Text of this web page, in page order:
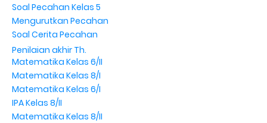
Soal Pecahan Kelas 5
Mengurutkan Pecahan
Soal Cerita Pecahan
Penilaian akhir Th.
Matematika Kelas 6/II
Matematika Kelas 8/I
Matematika Kelas 6/I
IPA Kelas 8/II
Matematika Kelas 8/II